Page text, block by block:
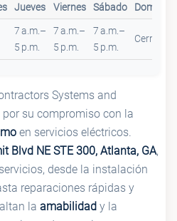
Jueves Viernes Sábado Domingo
7 a.m.–
5 p.m.
7 a.m.–
5 p.m.
7 a.m.–
5 p.m.
Cerrado
Systems and
por su compromiso con la
en servicios eléctricos.
Blvd NE STE 300, Atlanta, GA,
desde la instalación
reparaciones rápidas y
la amabilidad y la